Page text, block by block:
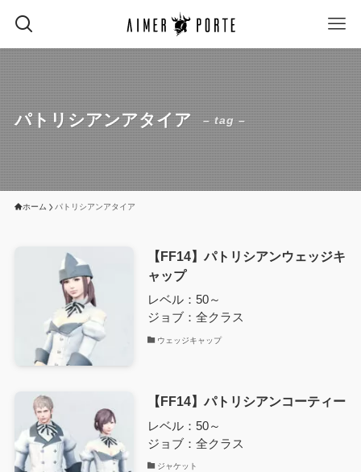
パトリシアンアタイア – tag –
ホーム パトリシアンアタイア
【FF14】パトリシアンウェッジキ
ャップ
レベル：50～
ジョブ：全クラス
ウェッジキャップ
【FF14】パトリシアンコーティー
レベル：50～
ジョブ：全クラス
ジャケット